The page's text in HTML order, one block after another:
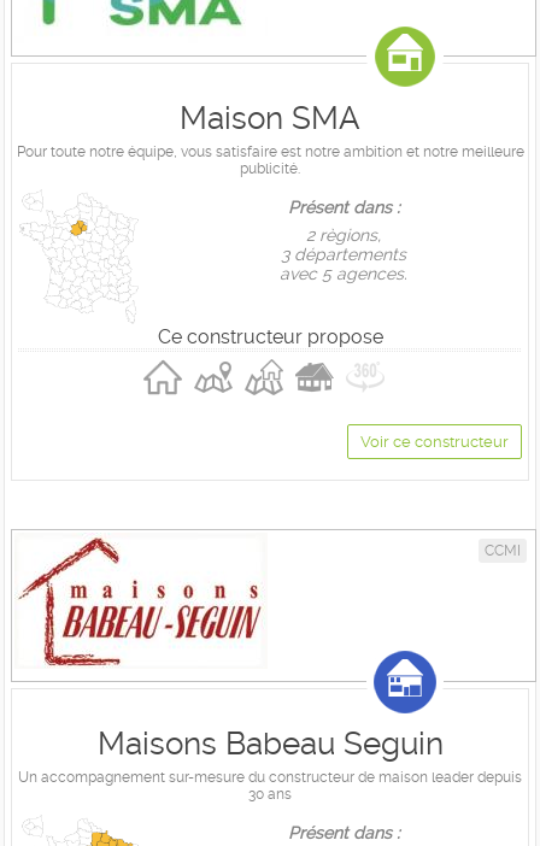
Maison SMA
Pour toute notre équipe, vous satisfaire est notre ambition et notre meilleure
publicité.
Présent dans :
2 règions,
3 départements
avec 5 agences.
Ce constructeur propose
Voir ce constructeur
CCMI
Maisons Babeau Seguin
Un accompagnement sur-mesure du constructeur de maison leader depuis
30 ans
Présent dans :